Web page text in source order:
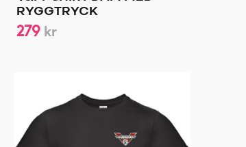
RYGGTRYCK
279 kr